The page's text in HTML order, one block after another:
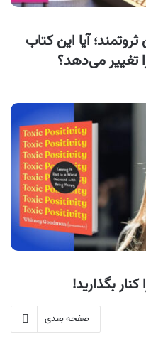
آیا این کتاب
تغییر می‌دهد؟
بگذارید!
صفحه بعدی